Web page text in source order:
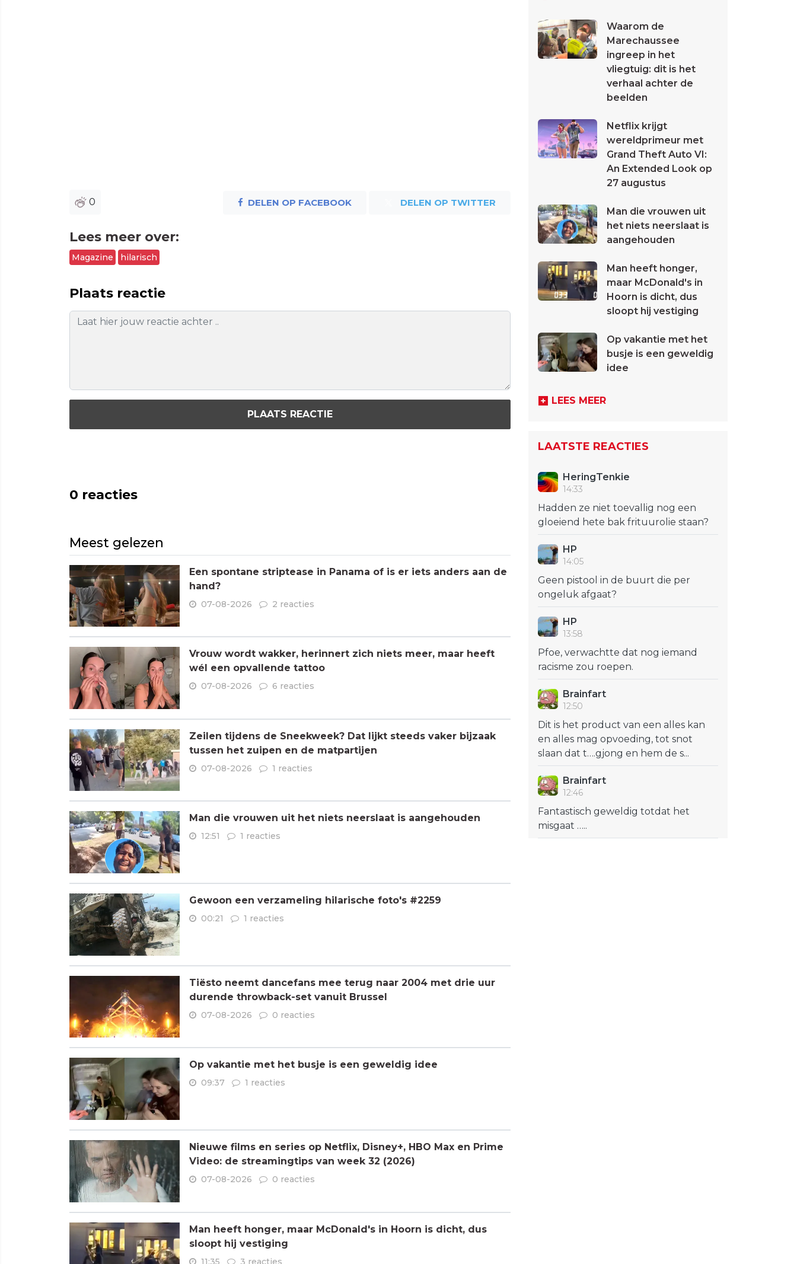
0 DELEN OP FACEBOOK DELEN OP TWITTER
Lees meer over:
Magazine hilarisch
Plaats reactie
PLAATS REACTIE
0 reacties
Meest gelezen
Een spontane striptease in Panama of is er iets anders aan de
hand?
07-08-2026 2 reacties
Vrouw wordt wakker, herinnert zich niets meer, maar heeft
wél een opvallende tattoo
07-08-2026 6 reacties
Zeilen tijdens de Sneekweek? Dat lijkt steeds vaker bijzaak
tussen het zuipen en de matpartijen
07-08-2026 1 reacties
Man die vrouwen uit het niets neerslaat is aangehouden
12:51 1 reacties
Gewoon een verzameling hilarische foto's #2259
00:21 1 reacties
Tiësto neemt dancefans mee terug naar 2004 met drie uur
durende throwback-set vanuit Brussel
07-08-2026 0 reacties
Op vakantie met het busje is een geweldig idee
09:37 1 reacties
Nieuwe films en series op Netflix, Disney+, HBO Max en Prime
Video: de streamingtips van week 32 (2026)
07-08-2026 0 reacties
Man heeft honger, maar McDonald's in Hoorn is dicht, dus
sloopt hij vestiging
11:35 3 reacties
Waarom de
Marechaussee
ingreep in het
vliegtuig: dit is het
verhaal achter de
beelden
Netflix krijgt
wereldprimeur met
Grand Theft Auto VI:
An Extended Look op
27 augustus
Man die vrouwen uit
het niets neerslaat is
aangehouden
Man heeft honger,
maar McDonald's in
Hoorn is dicht, dus
sloopt hij vestiging
Op vakantie met het
busje is een geweldig
idee
LEES MEER
LAATSTE REACTIES
HeringTenkie
14:33
Hadden ze niet toevallig nog een
gloeiend hete bak frituurolie staan?
HP
14:05
Geen pistool in de buurt die per
ongeluk afgaat?
HP
13:58
Pfoe, verwachtte dat nog iemand
racisme zou roepen.
Brainfart
12:50
Dit is het product van een alles kan
en alles mag opvoeding, tot snot
slaan dat t….gjong en hem de s...
Brainfart
12:46
Fantastisch geweldig totdat het
misgaat …..